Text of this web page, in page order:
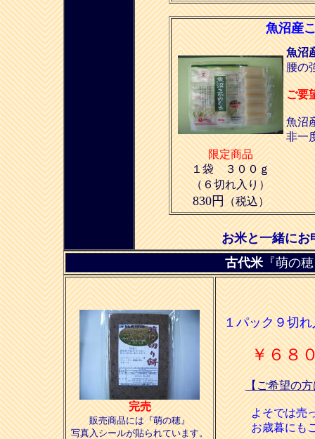
魚沼産
魚沼
腰の
ご要
魚沼
非一
限定商品
１袋 ３００ｇ
（６切れ入り）
830円（税込）
お米と一緒にお
古代米『萌の
完売
販売商品には『萌の穂』
写真入シールが貼られています。
１パック９切
￥６８
【ご希望の
よそでは売
お歳暮にも